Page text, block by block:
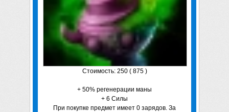
Стоимость: 250 ( 875 )
+ 50% регенерации маны
+ 6 Силы
При покупке предмет имеет 0 зарядов. За